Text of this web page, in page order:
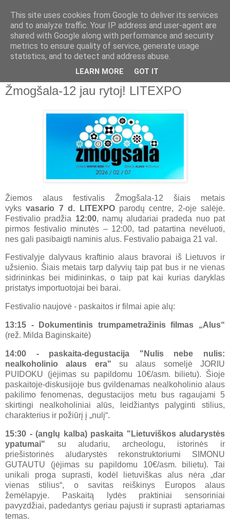
Apie alų
Namų aludario pastebėjimai apie naminį ir pramoninį alų,
alaus ir kombučios gamyba namuose
Žmogšala-12 jau rytoj! LITEXPO
Žiemos alaus festivalis Žmogšala-12 šiais metais
vyks vasario 7 d. LITEXPO parodų centre, 2-oje salėje.
Festivalio pradžia 12:00, namų aludariai pradeda nuo pat
pirmos festivalio minutės – 12:00, tad patartina nevėluoti,
nes gali pasibaigti naminis alus. Festivalio pabaiga 21 val.
Festivalyje dalyvaus kraftinio alaus bravorai iš Lietuvos ir
užsienio. Šiais metais tarp dalyvių taip pat bus ir ne vienas
sidrininkas bei midininkas, o taip pat kai kurias daryklas
pristatys importuotojai bei barai.
Festivalio naujovė - paskaitos ir filmai apie alų:
13:15 - Dokumentinis trumpametražinis filmas „Alus“
(rež. Milda Baginskaitė)
14:00 - paskaita-degustacija "Nulis nebe nulis:
nealkoholinio alaus era" su alaus someljė JORIU
PUIDOKU (įėjimas su papildomu 10€/asm. bilietu). Šioje
paskaitoje-diskusijoje bus gvildenamas nealkoholinio alaus
pakilimo fenomenas, degustacijos metu bus ragaujami 5
skirtingi nealkoholiniai alūs, leidžiantys palyginti stilius,
charakterius ir požiūrį į „nulį“.
15:30 - (anglų kalba) paskaita "Lietuviškos aludarystės
ypatumai" su aludariu, archeologu, istorinės ir
priešistorinės aludarystės rekonstruktoriumi SIMONU
GUTAUTU (įėjimas su papildomu 10€/asm. bilietu). Tai
unikali proga suprasti, kodėl lietuviškas alus nėra „dar
vienas stilius“, o savitas reiškinys Europos alaus
žemėlapyje. Paskaitą lydės praktiniai sensoriniai
pavyzdžiai, padedantys geriau pajusti ir suprasti aptariamas
temas.
This site uses cookies from Google to deliver its services
and to analyze traffic. Your IP address and user-agent are
shared with Google along with performance and security
metrics to ensure quality of service, generate usage
statistics, and to detect and address abuse.
LEARN MORE GOT IT